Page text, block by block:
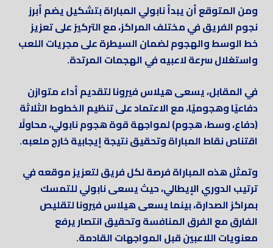
ومن المتوقع أن يبدأ نابولي المباراة بتشكيل يضم أبرز
نجوم الفريق في مختلف المراكز، مع التركيز على تعزيز
خط الوسط والهجوم لضمان السيطرة على مجريات اللعب
واستغلال سرعة لاعبيه في الهجمات المرتدة.
في المقابل، يسعى هيلاس فيرونا لتقديم أداء متوازن
دفاعيًا وهجوميًا، مع الاعتماد على تنظيم الخطوط الثلاثة
(دفاع، وسط، هجوم) لمواجهة قوة هجوم نابولي، محاولًا
اقتناص نقاط المباراة وتحقيق نتيجة إيجابية خارج ملعبه.
وتمثل هذه المباراة فرصة لكل فريق لتعزيز موقعه في
ترتيب الدوري الإيطالي، حيث يسعى نابولي للتمسك
بمراكز الصدارة، بينما يسعى هيلاس فيرونا لتقليص
الفارق مع الفرق المنافسة وتحقيق انتصار يرفع
معنويات اللاعبين قبل المواجهات القادمة.